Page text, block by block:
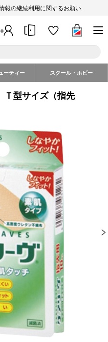
報の継続利用に関するお願い
ーティー スクール・ホビー
型サイズ（指先